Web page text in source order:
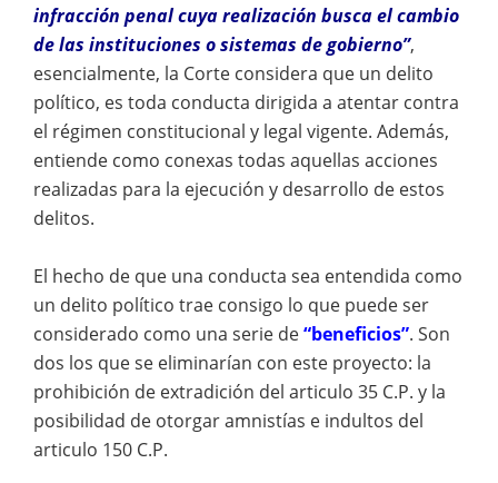
infracción penal cuya realización busca el cambio
de las instituciones o sistemas de gobierno”,
esencialmente, la Corte considera que un delito
político, es toda conducta dirigida a atentar contra
el régimen constitucional y legal vigente. Además,
entiende como conexas todas aquellas acciones
realizadas para la ejecución y desarrollo de estos
delitos.
El hecho de que una conducta sea entendida como
un delito político trae consigo lo que puede ser
considerado como una serie de“beneficios”. Son
dos los que se eliminarían con este proyecto: la
prohibición de extradición del articulo 35 C.P. y la
posibilidad de otorgar amnistías e indultos del
articulo 150 C.P.